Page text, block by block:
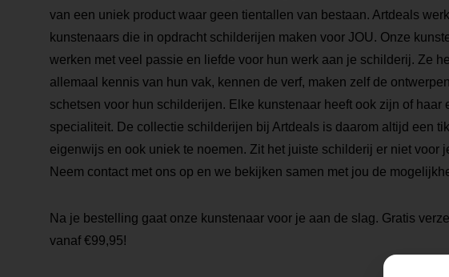
van een uniek product waar geen tientallen van bestaan. Artdeals
kunstenaars die in opdracht schilderijen maken voor JOU. Onze
werken met veel passie en liefde voor hun werk aan je schilderij. Ze
allemaal kennis van hun vak, kennen de verf, maken zelf de
schetsen voor hun schilderijen. Elke kunstenaar heeft ook zijn of haar
specialiteit. De collectie schilderijen bij Artdeals is daarom altijd een
eigenwijs en ook uniek te noemen. Zit het juiste schilderij er niet voor
Neem contact met ons op en we bekijken samen met jou de
Na je bestelling gaat onze kunstenaar voor je aan de slag. Gratis
vanaf €99,95!